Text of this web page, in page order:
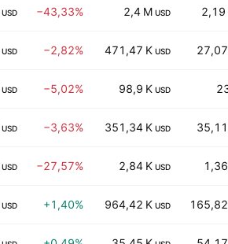
USD −43,33% 2,4 M USD 2,19
USD −2,82% 471,47 K USD
USD −5,02% 98,9 K USD
USD −3,63% 351,34 K USD
USD −27,57% 2,84 K USD
USD +1,40% 964,42 K USD